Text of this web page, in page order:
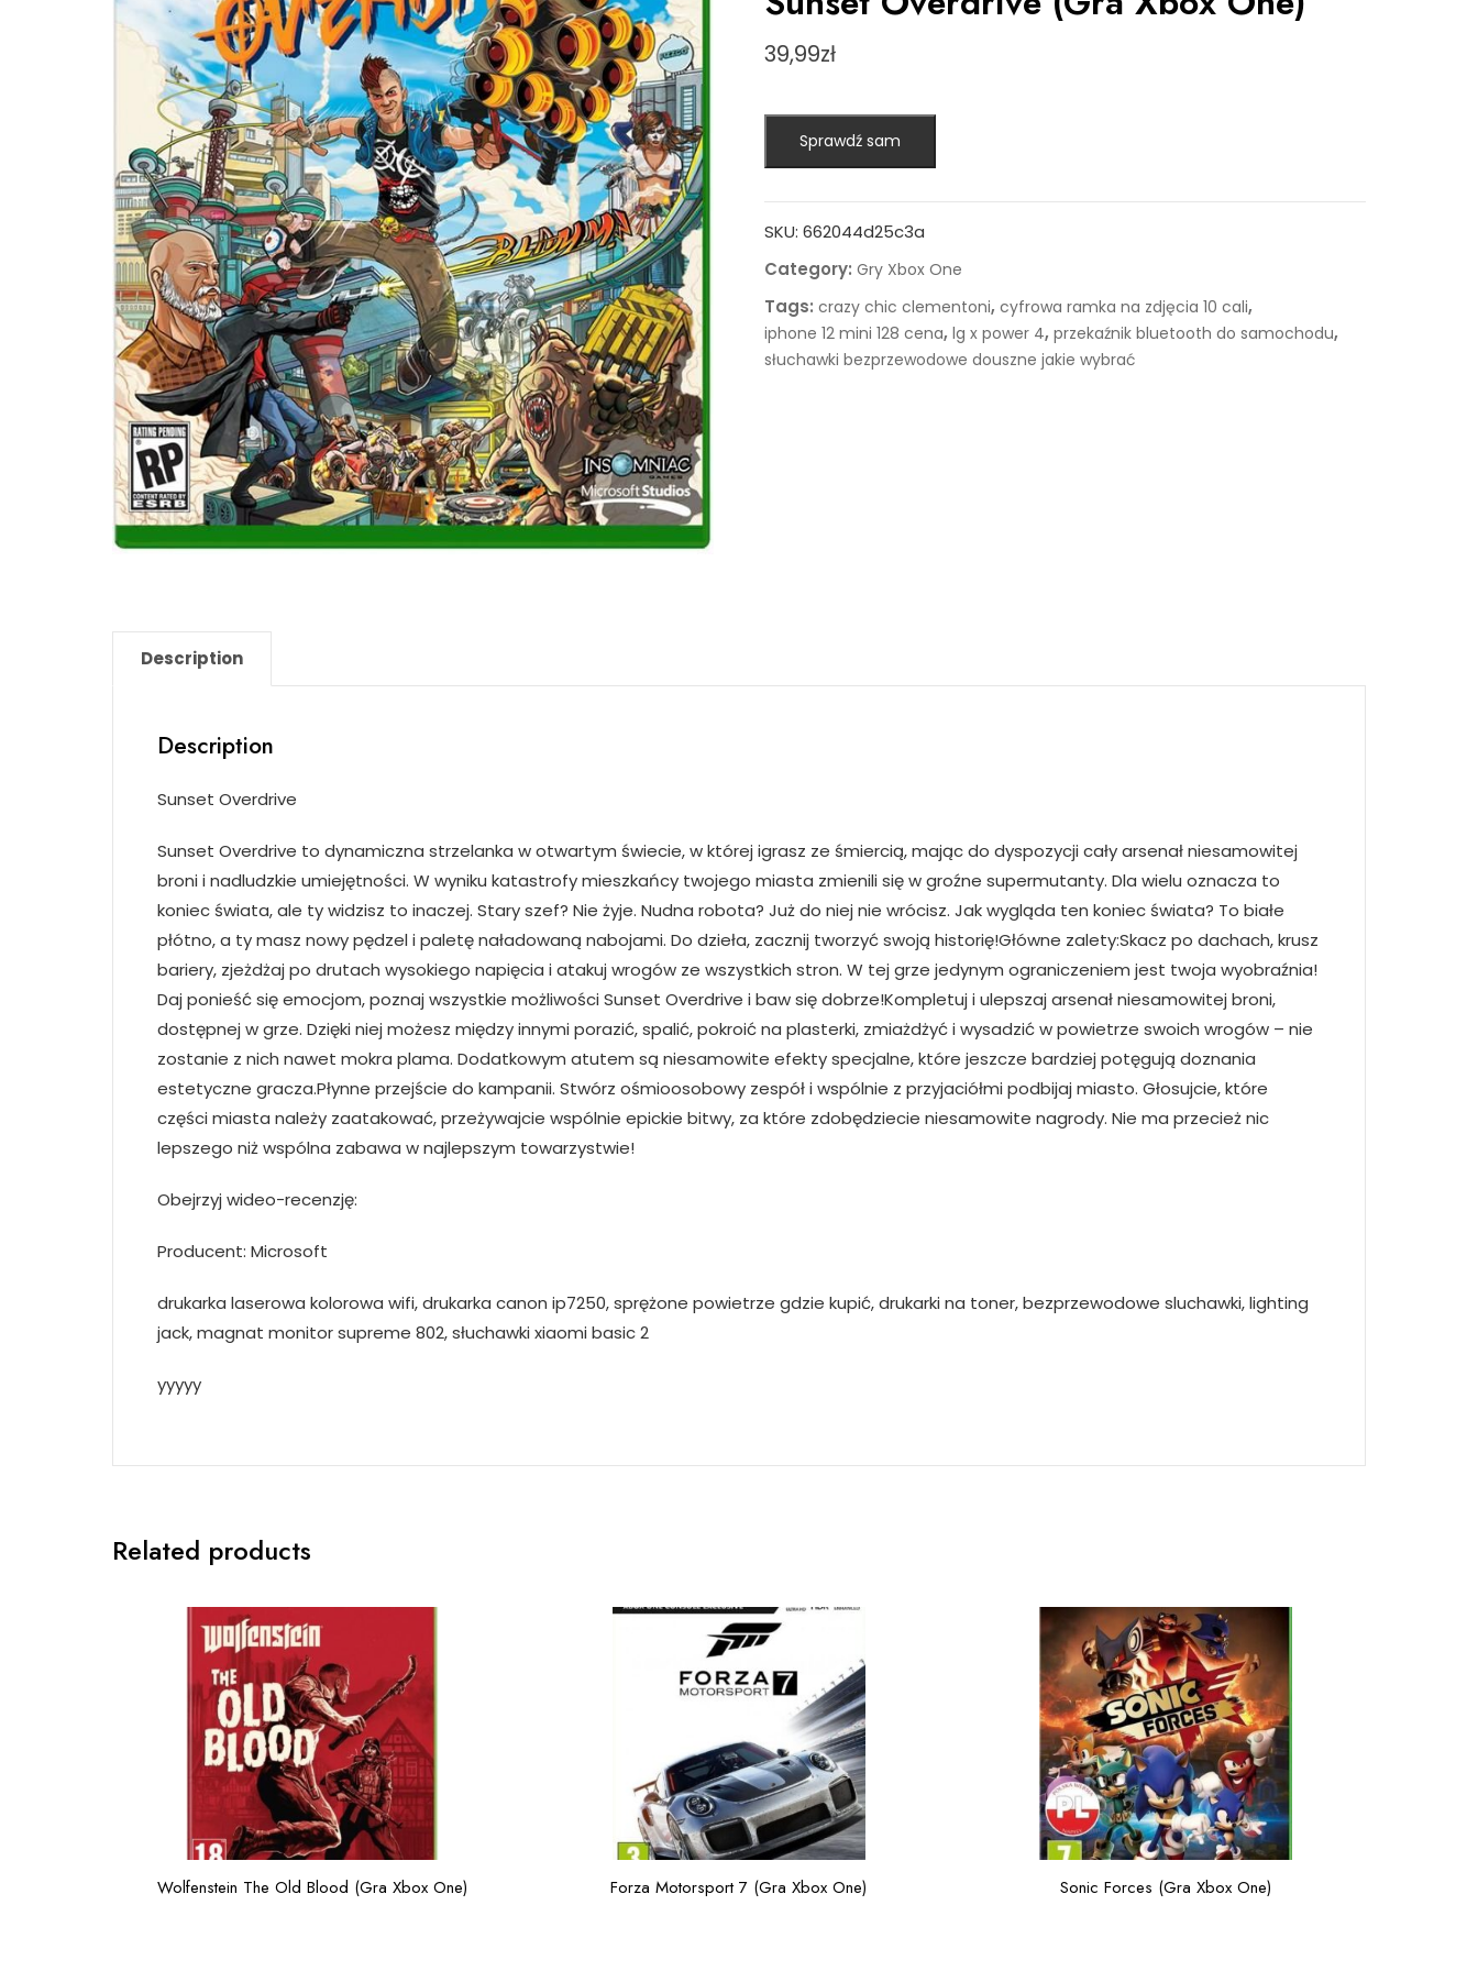
39,99zł
Sprawdź sam
SKU: 662044d25c3a
Category: Gry Xbox One
Tags: crazy chic clementoni, cyfrowa ramka na zdjęcia 10 cali,
iphone 12 mini 128 cena, lg x power 4, przekaźnik bluetooth do samochodu,
słuchawki bezprzewodowe douszne jakie wybrać
Description
Description
Sunset Overdrive
Sunset Overdrive to dynamiczna strzelanka w otwartym świecie, w której igrasz ze śmiercią, mając do dyspozycji cały arsenał niesamowitej
broni i nadludzkie umiejętności. W wyniku katastrofy mieszkańcy twojego miasta zmienili się w groźne supermutanty. Dla wielu oznacza to
koniec świata, ale ty widzisz to inaczej. Stary szef? Nie żyje. Nudna robota? Już do niej nie wrócisz. Jak wygląda ten koniec świata? To białe
płótno, a ty masz nowy pędzel i paletę naładowaną nabojami. Do dzieła, zacznij tworzyć swoją historię!Główne zalety:Skacz po dachach, krusz
bariery, zjeżdżaj po drutach wysokiego napięcia i atakuj wrogów ze wszystkich stron. W tej grze jedynym ograniczeniem jest twoja wyobraźnia!
Daj ponieść się emocjom, poznaj wszystkie możliwości Sunset Overdrive i baw się dobrze!Kompletuj i ulepszaj arsenał niesamowitej broni,
dostępnej w grze. Dzięki niej możesz między innymi porazić, spalić, pokroić na plasterki, zmiażdżyć i wysadzić w powietrze swoich wrogów – nie
zostanie z nich nawet mokra plama. Dodatkowym atutem są niesamowite efekty specjalne, które jeszcze bardziej potęgują doznania
estetyczne gracza.Płynne przejście do kampanii. Stwórz ośmioosobowy zespół i wspólnie z przyjaciółmi podbijaj miasto. Głosujcie, które
części miasta należy zaatakować, przeżywajcie wspólnie epickie bitwy, za które zdobędziecie niesamowite nagrody. Nie ma przecież nic
lepszego niż wspólna zabawa w najlepszym towarzystwie!
Obejrzyj wideo-recenzję:
Producent: Microsoft
drukarka laserowa kolorowa wifi, drukarka canon ip7250, sprężone powietrze gdzie kupić, drukarki na toner, bezprzewodowe sluchawki, lighting
jack, magnat monitor supreme 802, słuchawki xiaomi basic 2
yyyyy
Related products
Wolfenstein The Old Blood (Gra Xbox One) Forza Motorsport 7 (Gra Xbox One) Sonic Forces (Gra Xbox One)